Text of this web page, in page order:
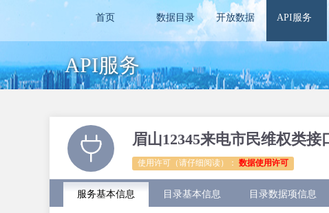
首页 数据目录 开放数据 API服务
API服务
眉山12345来电市民维权类接
使用许可（请仔细阅读）： 数据使用许可
服务基本信息 目录基本信息 目录数据项信息